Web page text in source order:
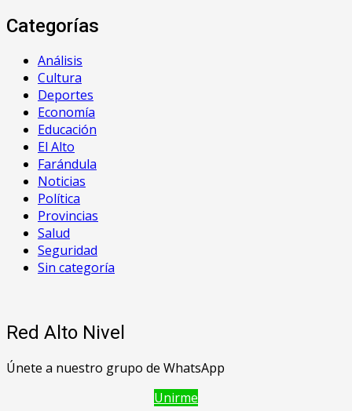
Categorías
Análisis
Cultura
Deportes
Economía
Educación
El Alto
Farándula
Noticias
Política
Provincias
Salud
Seguridad
Sin categoría
Red Alto Nivel
Únete a nuestro grupo de WhatsApp
Unirme